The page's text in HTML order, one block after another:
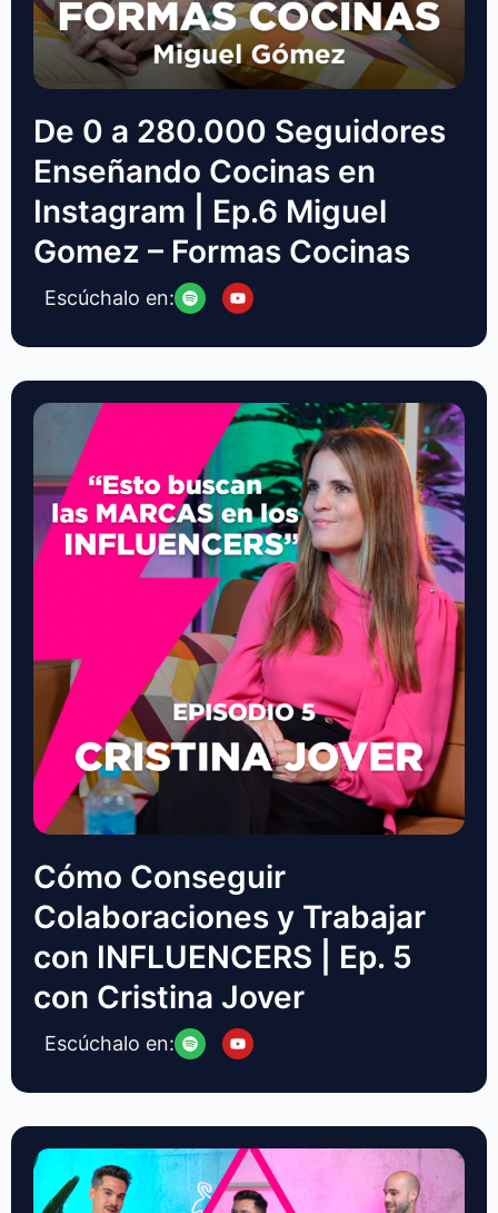
De 0 a 280.000 Seguidores
Enseñando Cocinas en
Instagram | Ep.6 Miguel
Gomez – Formas Cocinas
Escúchalo en:
Cómo Conseguir
Colaboraciones y Trabajar
con INFLUENCERS | Ep. 5
con Cristina Jover
Escúchalo en: